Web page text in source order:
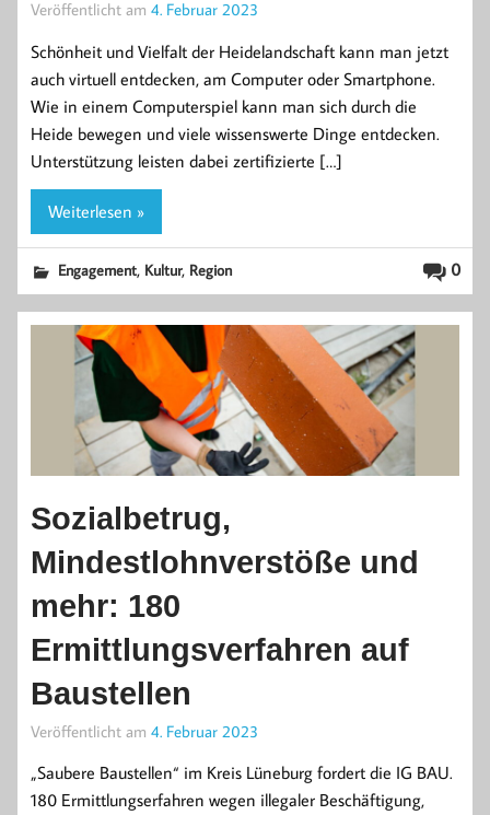
Veröffentlicht am 4. Februar 2023
Schönheit und Vielfalt der Heidelandschaft kann man jetzt
auch virtuell entdecken, am Computer oder Smartphone.
Wie in einem Computerspiel kann man sich durch die
Heide bewegen und viele wissenswerte Dinge entdecken.
Unterstützung leisten dabei zertifizierte […]
Weiterlesen »
0
Engagement, Kultur, Region
Sozialbetrug,
Mindestlohnverstöße und
mehr: 180
Ermittlungsverfahren auf
Baustellen
Veröffentlicht am 4. Februar 2023
„Saubere Baustellen“ im Kreis Lüneburg fordert die IG BAU.
180 Ermittlungserfahren wegen illegaler Beschäftigung,